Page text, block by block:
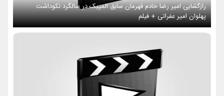
رازگشایی امیر رضا خادم قهرمان سابق المپیک در سالگرد نکوداشت
پهلوان امیر عفراتی + فیلم